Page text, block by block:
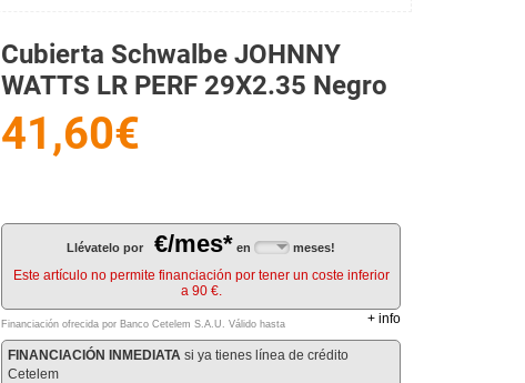
Cubierta Schwalbe JOHNNY
WATTS LR PERF 29X2.35 Negro
41,60€
Llévatelo por €/mes* en meses!
Este artículo no permite financiación por tener un coste inferior
a 90 €.
Financiación ofrecida por Banco Cetelem S.A.U. Válido hasta + info
FINANCIACIÓN INMEDIATA si ya tienes línea de crédito
Cetelem